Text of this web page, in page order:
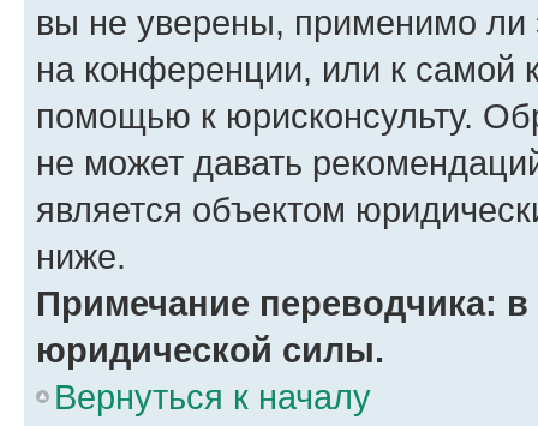
вы не уверены, применимо ли
на конференции, или к самой
помощью к юрисконсульту.
не может давать
является объектом
ниже.
Примечание переводчика:
юридической силы.
Вернуться к началу